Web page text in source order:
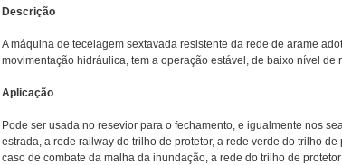
Descrição
A máquina de tecelagem sextavada resistente da rede de arame
movimentação hidráulica, tem a operação estável, de baixo nível de
Aplicação
Pode ser usada no resevior para o fechamento, e igualmente nos
estrada, a rede railway do trilho de protetor, a rede verde do trilho
caso de combate da malha da inundação, a rede do trilho de